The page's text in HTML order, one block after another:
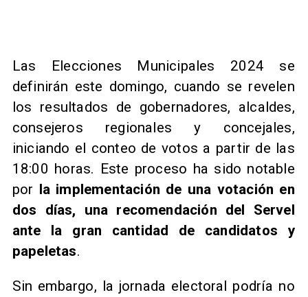
Las Elecciones Municipales 2024 se
definirán este domingo, cuando se revelen
los resultados de gobernadores, alcaldes,
consejeros regionales y concejales,
iniciando el conteo de votos a partir de las
18:00 horas. Este proceso ha sido notable
por la implementación de una votación en
dos días, una recomendación del Servel
ante la gran cantidad de candidatos y
papeletas.
Sin embargo, la jornada electoral podría no